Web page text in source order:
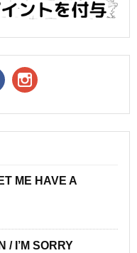
Facebook
ME HAVE A
/ I’M SORRY